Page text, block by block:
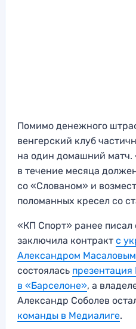
Помимо денежного
венгерский клуб
на один домашний
в течение месяца
со «Слованом» и
поломанных кресел со
«КП Спорт» ранее писал
заключила контракт с
Александром Масаловым
состоялась
в «Барселоне», а
Александр Соболев
команды в Медиалиге.